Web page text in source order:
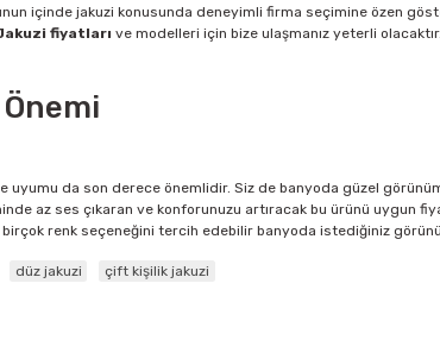
içinde jakuzi konusunda deneyimli firma seçimine özen
fiyatları ve modelleri için bize ulaşmanız yeterli
da son derece önemlidir. Siz de banyoda güzel
az ses çıkaran ve konforunuzu artıracak bu ürünü uygun
renk seçeneğini tercih edebilir banyoda istediğiniz
düz jakuzi çift kişilik jakuzi